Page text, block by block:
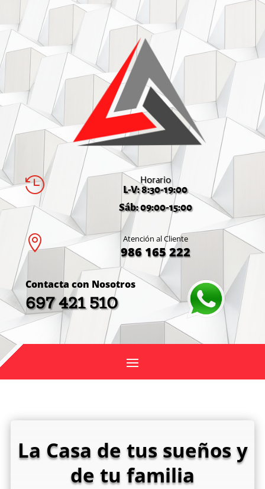
 Horario
L-V: 8:30-19:00
Sáb: 09:00-15:00
 Atención al Cliente
986 165 222
Contacta con Nosotros
697 421 510
La Casa de tus sueños y
de tu familia